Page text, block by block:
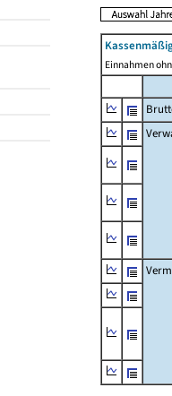
Einnahmen